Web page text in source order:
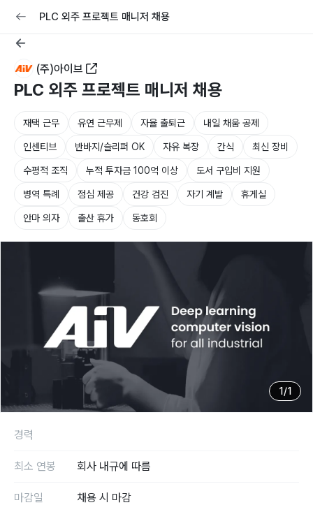
교육 커리어
PLC 외주 프로젝트 매니저 채용
(주)아이브
PLC 외주 프로젝트 매니저 채용
재택 근무 유연 근무제 자율 출퇴근 내일 채움 공제
인센티브 반바지/슬리퍼 OK 자유 복장 간식 최신 장비
수평적 조직 누적 투자금 100억 이상 도서 구입비 지원
병역 특례 점심 제공 건강 검진 자기 계발 휴게실
안마 의자 출산 휴가 동호회
1 /1
경력
최소 연봉 회사 내규에 따름
마감일 채용 시 마감